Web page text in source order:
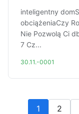
inteligentny
obciążeniaCzy
Nie Pozwolą Ci
7 Cz...
30.11.-0001
1 2